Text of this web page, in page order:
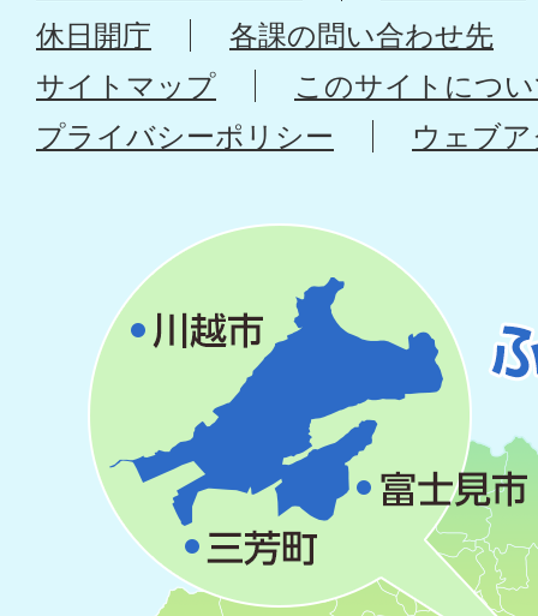
休日開庁
各課の問い合わせ先
サイトマップ
このサイトにつ
プライバシーポリシー
ウェブ